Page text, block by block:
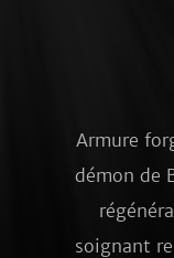
Armure
démon de
soignant